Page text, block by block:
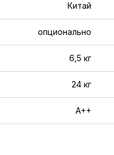
Китай
опционально
6,5 кг
24 кг
A++